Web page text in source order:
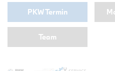
PKW Termin
Team